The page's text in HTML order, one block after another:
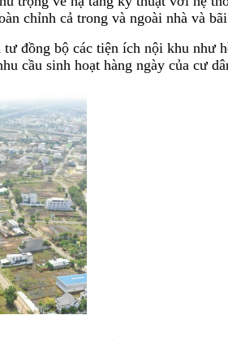
chỉnh cả trong và ngoài nhà và
đồng bộ các tiện ích nội khu như
cầu sinh hoạt hàng ngày của cư